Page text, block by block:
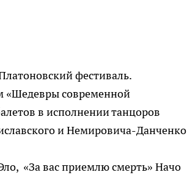
фестиваль.
«Шедевры современной
в исполнении танцоров
и Немировича-Данченко
«За вас приемлю смерть» Начо